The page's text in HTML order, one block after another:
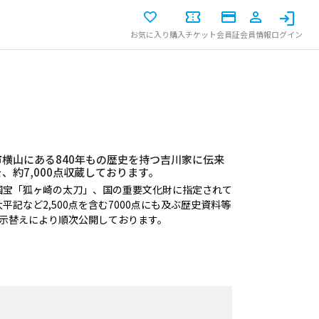
お気に入り購入チケット会員証会員情報ログイン
山にある840年もの歴史を持つ吉川家に伝来
約7,000点収蔵しております。
「狐ヶ崎の太刀」、国の重要文化財に指定されて
記など2,500点を含む7000点にも及ぶ歴史資料等
えにより順次公開しております。